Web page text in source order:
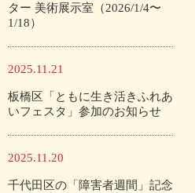
ター 美術展示室（2026/1/4〜
1/18）
2025.11.21
板橋区「ともに生き活きふれあ
いフェスタ」参加のお知らせ
2025.11.20
千代田区の「障害者週間」記念